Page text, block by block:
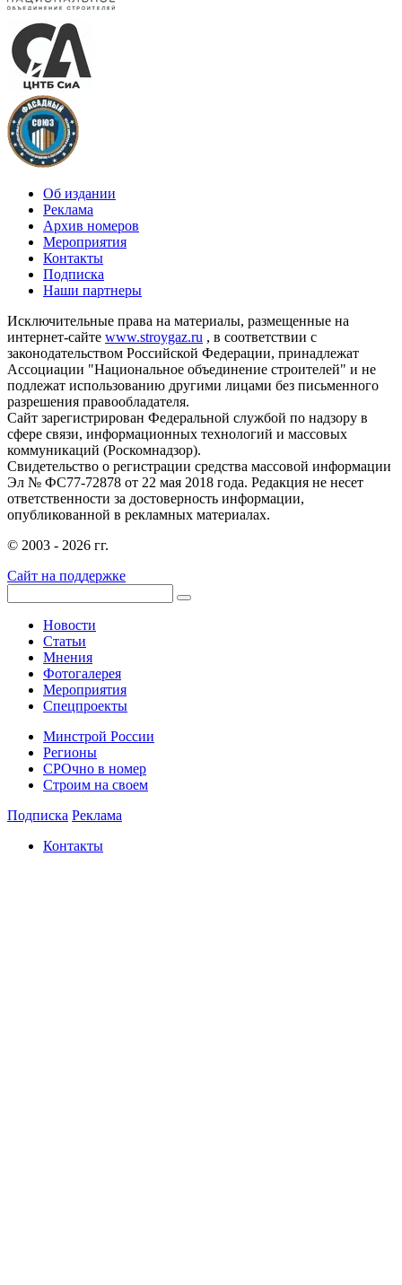
Об издании
Реклама
Архив номеров
Мероприятия
Контакты
Подписка
Наши партнеры
Исключительные права на материалы, размещенные на
интернет-сайте www.stroygaz.ru , в соответствии с
законодательством Российской Федерации, принадлежат
Ассоциации "Национальное объединение строителей" и не
подлежат использованию другими лицами без письменного
разрешения правообладателя.
Сайт зарегистрирован Федеральной службой по надзору в
сфере связи, информационных технологий и массовых
коммуникаций (Роскомнадзор).
Свидетельство о регистрации средства массовой информации
Эл № ФС77-72878 от 22 мая 2018 года. Редакция не несет
ответственности за достоверность информации,
опубликованной в рекламных материалах.
© 2003 - 2026 гг.
Сайт на поддержке
Новости
Статьи
Мнения
Фотогалерея
Мероприятия
Спецпроекты
Минстрой России
Регионы
СРОчно в номер
Строим на своем
Подписка Реклама
Контакты